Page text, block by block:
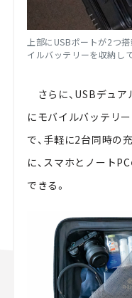
上部にUSBポートが2つ
イルバッテリーを収納し
さらに、USBデュア
にモバイルバッテリ
で、手軽に2台同時の
に、スマホとノート
できる。